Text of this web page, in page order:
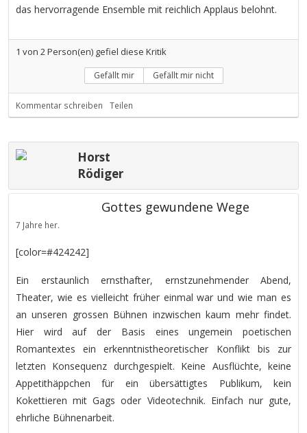
das hervorragende Ensemble mit reichlich Applaus belohnt.
1 von 2Person(en) gefiel diese Kritik
Gefällt mir Gefällt mir nicht
Kommentar schreiben Teilen
Horst
Rödiger
Gottes gewundene Wege
7 Jahre her.
[color=#424242]
Ein erstaunlich ernsthafter, ernstzunehmender Abend,
Theater, wie es vielleicht früher einmal war und wie man es
an unseren grossen Bühnen inzwischen kaum mehr findet.
Hier wird auf der Basis eines ungemein poetischen
Romantextes ein erkenntnistheoretischer Konflikt bis zur
letzten Konsequenz durchgespielt. Keine Ausflüchte, keine
Appetithäppchen für ein übersättigtes Publikum, kein
Kokettieren mit Gags oder Videotechnik. Einfach nur gute,
ehrliche Bühnenarbeit.